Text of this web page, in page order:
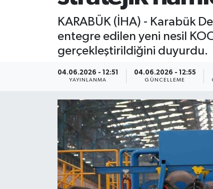
KARABÜK (İHA) - Karabük
entegre edilen yeni nesil
gerçekleştirildiğini duyurdu.
04.06.2026 - 12:51
YAYINLANMA
04.06.2026 - 12:55
GÜNCELLEME
Advertising news
Canlı Maç
Dış Haberler
EĞİTİM
EKONOMİ
Son Dakika Haberleri
Haber Arşivi